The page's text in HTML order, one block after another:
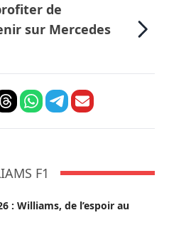
de
sur Mercedes
F1
: Williams, de l’espoir au